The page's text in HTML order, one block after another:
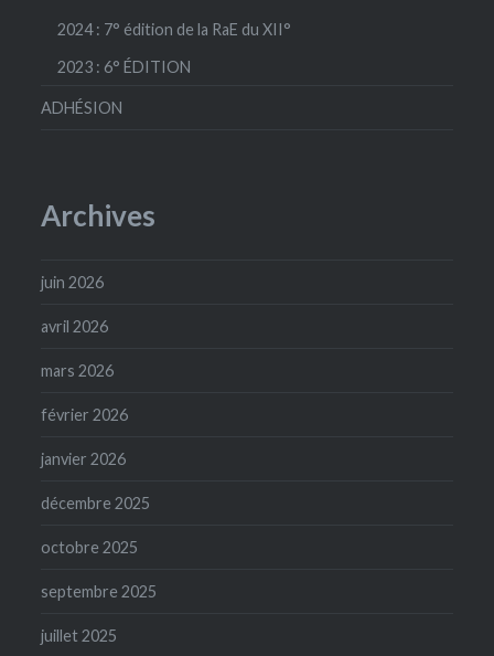
2024 : 7° édition de la RaE du XII°
2023 : 6° ÉDITION
ADHÉSION
Archives
juin 2026
avril 2026
mars 2026
février 2026
janvier 2026
décembre 2025
octobre 2025
septembre 2025
juillet 2025